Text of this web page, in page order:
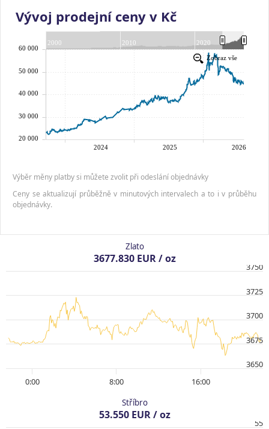
Vývoj prodejní ceny v Kč
Výběr měny platby si můžete zvolit při odeslání objednávky
Ceny se aktualizují průběžně v minutových intervalech a to i v průběhu
objednávky.
Zlato
3677.830 EUR / oz
0:00 8:00 16:00
3650
3675
3700
3725
3750
Stříbro
53.550 EUR / oz
55